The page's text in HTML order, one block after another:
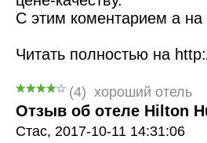
С этим коментарием а на
Читать полностью на
(4) хороший отель
Отзыв об отеле Hilton
Стас, 2017-10-11 14:31:06